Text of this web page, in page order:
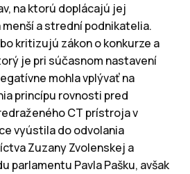
na ktorú doplácajú jej
a strední podnikatelia.
kritizujú zákon o konkurze a
je pri súčasnom nastavení
mohla vplývať na
princípu rovnosti pred
CT prístroja v
vyústila do odvolania
Zuzany Zvolenskej a
parlamentu Pavla Pašku, avšak